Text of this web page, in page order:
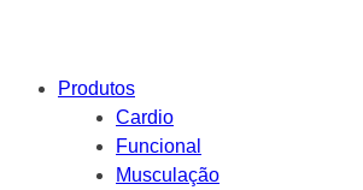
Produtos
Cardio
Funcional
Musculação